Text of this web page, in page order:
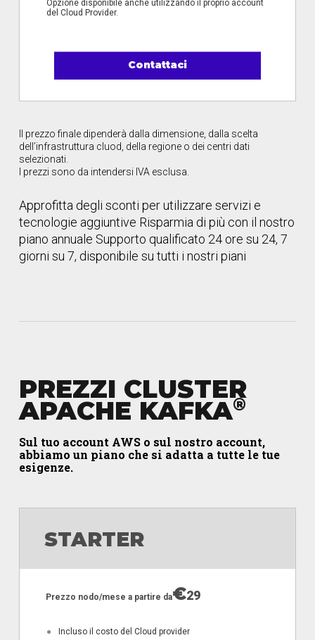
Opzione disponibile anche utilizzando il proprio account
del Cloud Provider.
Contattaci
Il prezzo finale dipenderà dalla dimensione, dalla scelta
dell’infrastruttura cluod, della regione o dei centri dati
selezionati.
I prezzi sono da intendersi IVA esclusa.
Approfitta degli sconti per utilizzare servizi e
tecnologie aggiuntive Risparmia di più con il nostro
piano annuale Supporto qualificato 24 ore su 24, 7
giorni su 7, disponibile su tutti i nostri piani
PREZZI CLUSTER
APACHE KAFKA®
Sul tuo account AWS o sul nostro account,
abbiamo un piano che si adatta a tutte le tue
esigenze.
STARTER
Prezzo nodo/mese a partire da€29
● Incluso il costo del Cloud provider